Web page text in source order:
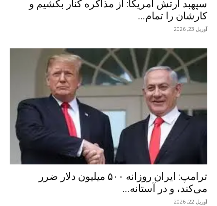
سپهبد ارتش آمریکا: از مذاکره کنار بکشیم و
کارشان را تمام...
آوریل 23, 2026
ترامپ: ایران روزانه ۵۰۰ میلیون دلار ضرر
می‌کند، و در آستانه...
آوریل 22, 2026